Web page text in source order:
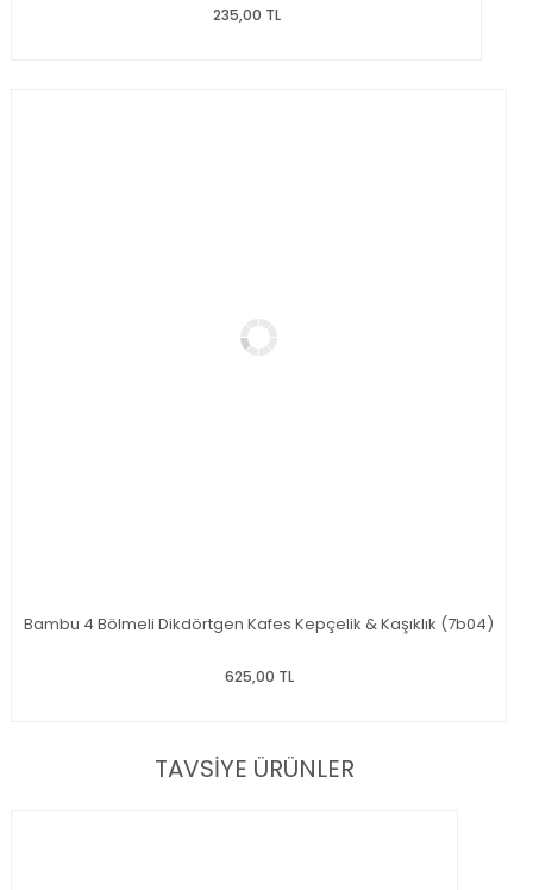
235,00 TL
Bambu 4 Bölmeli Dikdörtgen Kafes Kepçelik & Kaşıklık (7b04)
625,00 TL
TAVSİYE ÜRÜNLER